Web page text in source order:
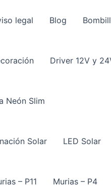
legal Blog
Driver 12V y
Neón Slim
Solar LED Solar
– P11 Murias – P4